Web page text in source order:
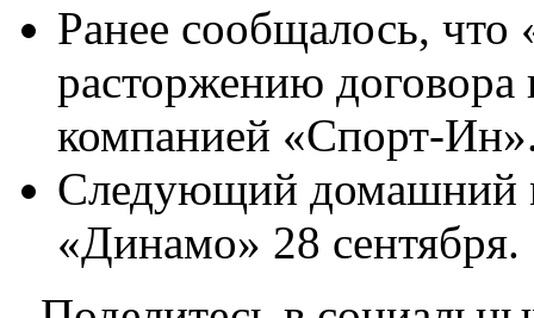
Ранее сообщалось, что
расторжению
компанией «Спорт-
Следующий домашний
«Динамо» 28 сентября.